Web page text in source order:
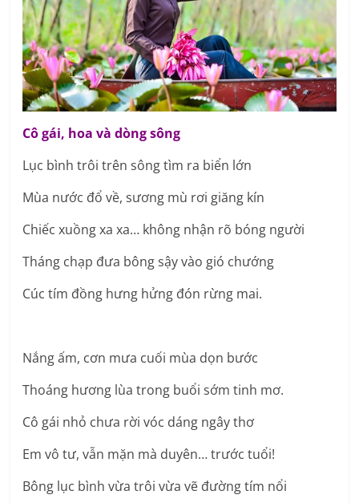
Cô gái, hoa và dòng sông
Lục bình trôi trên sông tìm ra biển lớn
Mùa nước đổ về, sương mù rơi giăng kín
Chiếc xuồng xa xa… không nhận rõ bóng người
Tháng chạp đưa bông sậy vào gió chướng
Cúc tím đồng hưng hửng đón rừng mai.
Nắng ấm, cơn mưa cuối mùa dọn bước
Thoáng hương lùa trong buổi sớm tinh mơ.
Cô gái nhỏ chưa rời vóc dáng ngây thơ
Em vô tư, vẫn mặn mà duyên… trước tuổi!
Bông lục bình vừa trôi vừa vẽ đường tím nổi